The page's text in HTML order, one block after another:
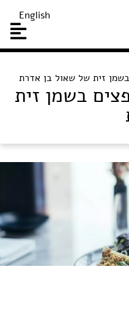
English
בשמן זית של שאול בן אדרת
בשמן זית